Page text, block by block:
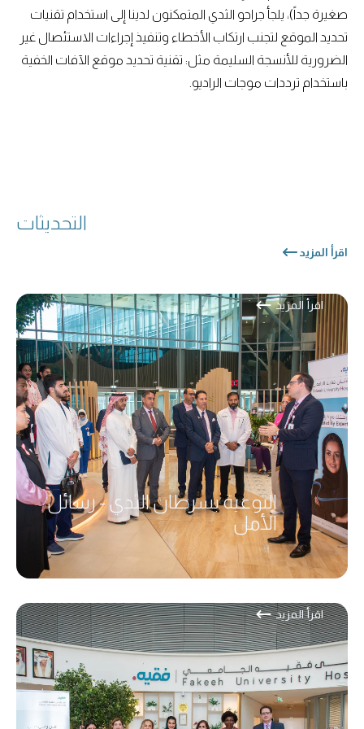
صغيرة جداً)، يلجأ جراحو الثدي المتمكنون لدينا إلى استخدام تقنيات
تحديد الموقع لتجنب ارتكاب الأخطاء وتنفيذ إجراءات الاستئصال غير
الضرورية للأنسجة السليمة مثل: تقنية تحديد موقع الآفات الخفية
باستخدام ترددات موجات الراديو.
التحديثات
اقرأ المزيد
التوعية بسرطان الثدي - رسائل
الأمل
اقرأ المزيد
اقرأ المزيد